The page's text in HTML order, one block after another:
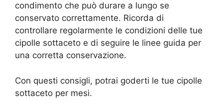
condimento che può durare a lungo se
conservato correttamente. Ricorda di
controllare regolarmente le condizioni delle tue
cipolle sottaceto e di seguire le linee guida per
una corretta conservazione.
Con questi consigli, potrai goderti le tue cipolle
sottaceto per mesi.